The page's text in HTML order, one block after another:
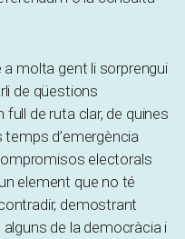
a molta gent li sorprengui
de qüestions
de ruta clar, de quines
d’emergència
electorals
element que no té
demostrant
de la democràcia i